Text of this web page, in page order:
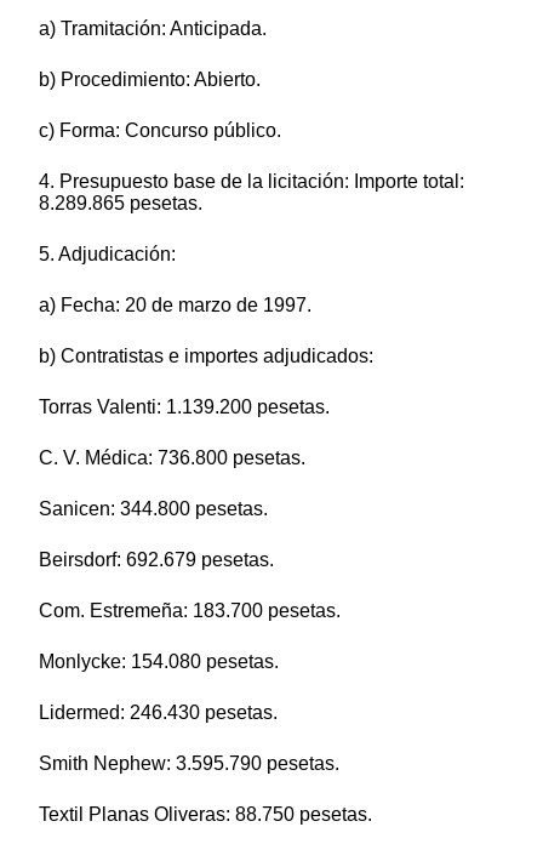
a) Tramitación: Anticipada.
b) Procedimiento: Abierto.
c) Forma: Concurso público.
4. Presupuesto base de la licitación: Importe total:
8.289.865 pesetas.
5. Adjudicación:
a) Fecha: 20 de marzo de 1997.
b) Contratistas e importes adjudicados:
Torras Valenti: 1.139.200 pesetas.
C. V. Médica: 736.800 pesetas.
Sanicen: 344.800 pesetas.
Beirsdorf: 692.679 pesetas.
Com. Estremeña: 183.700 pesetas.
Monlycke: 154.080 pesetas.
Lidermed: 246.430 pesetas.
Smith Nephew: 3.595.790 pesetas.
Textil Planas Oliveras: 88.750 pesetas.